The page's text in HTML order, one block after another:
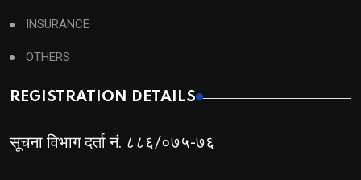
INSURANCE
OTHERS
REGISTRATION DETAILS
सूचना विभाग दर्ता नं. ८८६/०७५-७६